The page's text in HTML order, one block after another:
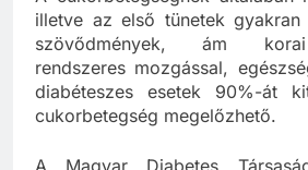
A cukorbetegségnek általában
illetve az első tünetek gyakran
szövődmények, ám korai
rendszeres mozgással,
diabéteszes esetek 90%-át